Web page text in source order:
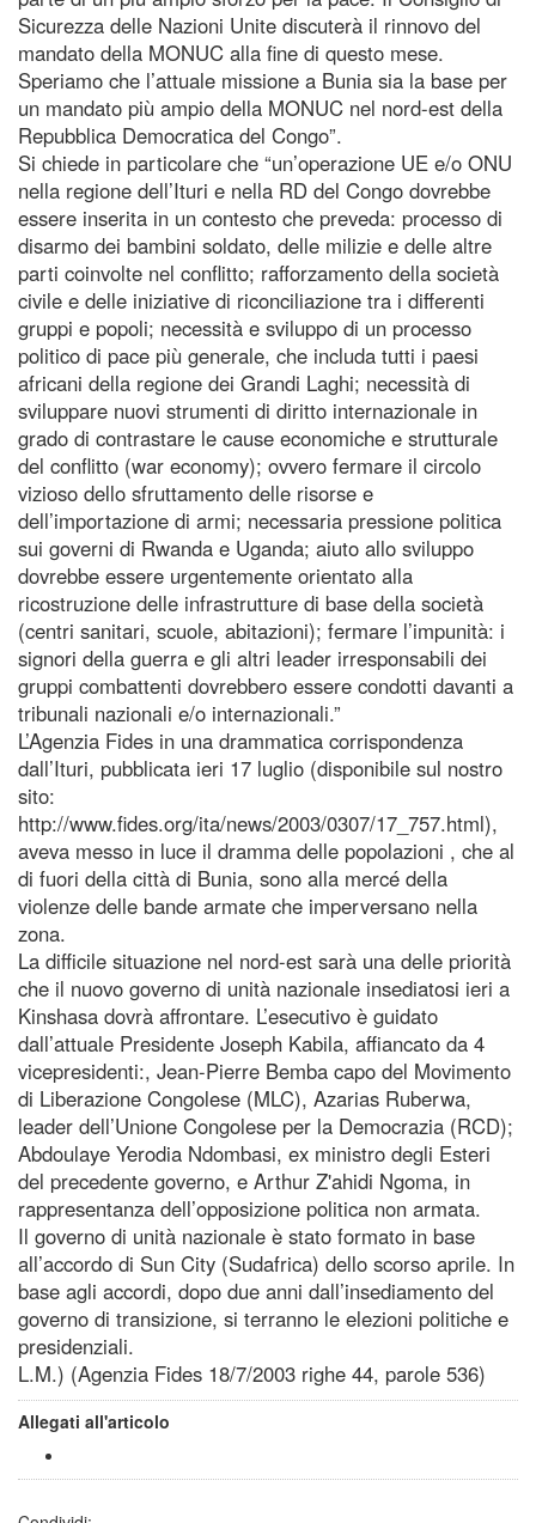
Sicurezza delle Nazioni Unite discuterà il rinnovo del
mandato della MONUC alla fine di questo mese.
Speriamo che l’attuale missione a Bunia sia la base per
un mandato più ampio della MONUC nel nord-est della
Repubblica Democratica del Congo”.
Si chiede in particolare che “un’operazione UE e/o ONU
nella regione dell’Ituri e nella RD del Congo dovrebbe
essere inserita in un contesto che preveda: processo di
disarmo dei bambini soldato, delle milizie e delle altre
parti coinvolte nel conflitto; rafforzamento della società
civile e delle iniziative di riconciliazione tra i differenti
gruppi e popoli; necessità e sviluppo di un processo
politico di pace più generale, che includa tutti i paesi
africani della regione dei Grandi Laghi; necessità di
sviluppare nuovi strumenti di diritto internazionale in
grado di contrastare le cause economiche e strutturale
del conflitto (war economy); ovvero fermare il circolo
vizioso dello sfruttamento delle risorse e
dell’importazione di armi; necessaria pressione politica
sui governi di Rwanda e Uganda; aiuto allo sviluppo
dovrebbe essere urgentemente orientato alla
ricostruzione delle infrastrutture di base della società
(centri sanitari, scuole, abitazioni); fermare l’impunità: i
signori della guerra e gli altri leader irresponsabili dei
gruppi combattenti dovrebbero essere condotti davanti a
tribunali nazionali e/o internazionali.”
L’Agenzia Fides in una drammatica corrispondenza
dall’Ituri, pubblicata ieri 17 luglio (disponibile sul nostro
sito:
http://www.fides.org/ita/news/2003/0307/17_757.html),
aveva messo in luce il dramma delle popolazioni , che al
di fuori della città di Bunia, sono alla mercé della
violenze delle bande armate che imperversano nella
zona.
La difficile situazione nel nord-est sarà una delle priorità
che il nuovo governo di unità nazionale insediatosi ieri a
Kinshasa dovrà affrontare. L’esecutivo è guidato
dall’attuale Presidente Joseph Kabila, affiancato da 4
vicepresidenti:, Jean-Pierre Bemba capo del Movimento
di Liberazione Congolese (MLC), Azarias Ruberwa,
leader dell’Unione Congolese per la Democrazia (RCD);
Abdoulaye Yerodia Ndombasi, ex ministro degli Esteri
del precedente governo, e Arthur Z'ahidi Ngoma, in
rappresentanza dell’opposizione politica non armata.
Il governo di unità nazionale è stato formato in base
all’accordo di Sun City (Sudafrica) dello scorso aprile. In
base agli accordi, dopo due anni dall’insediamento del
governo di transizione, si terranno le elezioni politiche e
presidenziali.
L.M.) (Agenzia Fides 18/7/2003 righe 44, parole 536)
Allegati all'articolo